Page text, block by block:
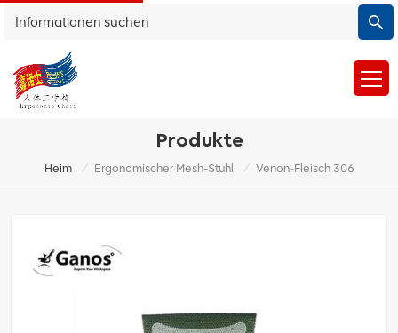
Produkte
Heim / Ergonomischer Mesh-Stuhl / Venon-Fleisch 306